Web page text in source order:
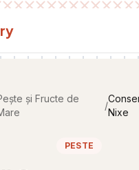
și Fructe de
/
Nixe
PESTE